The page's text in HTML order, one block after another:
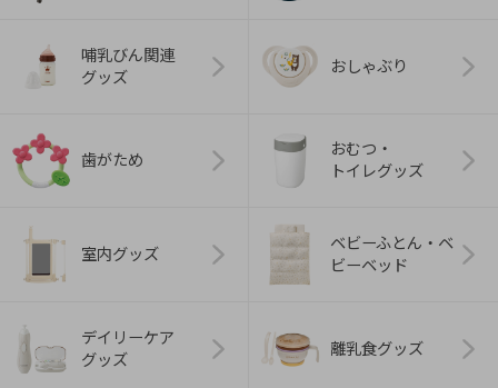
哺乳びん関連
グッズ
おしゃぶり
歯がため
おむつ・
トイレグッズ
室内グッズ
ベビーふとん・ベ
ビーベッド
デイリーケア
グッズ
離乳食グッズ